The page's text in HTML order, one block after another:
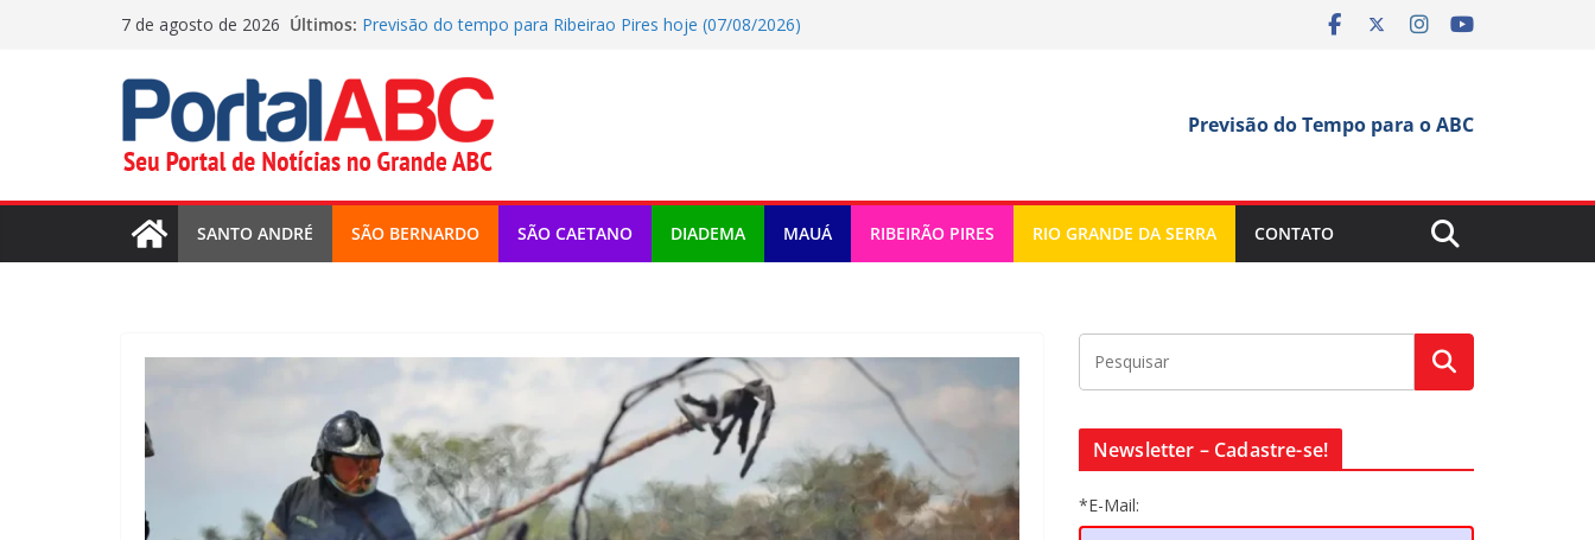
7 de agosto de 2026 Últimos: Previsão do tempo para Ribeirao Pires hoje (07/08/2026)
Agenda Cultural traz de música e teatro gratuito no ABC
Previsão do tempo para Rio Grande Da Serra hoje
(07/08/2026)
Previsão do Tempo para o ABC
SANTO ANDRÉ SÃO BERNARDO SÃO CAETANO DIADEMA MAUÁ RIBEIRÃO PIRES RIO GRANDE DA SERRA CONTATO
Newsletter – Cadastre-se!
*E-Mail: